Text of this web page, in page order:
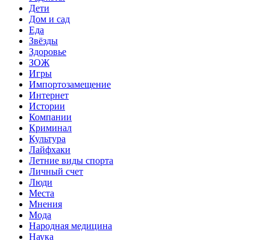
Дети
Дом и сад
Еда
Звёзды
Здоровье
ЗОЖ
Игры
Импортозамещение
Интернет
Истории
Компании
Криминал
Культура
Лайфхаки
Летние виды спорта
Личный счет
Люди
Места
Мнения
Мода
Народная медицина
Наука